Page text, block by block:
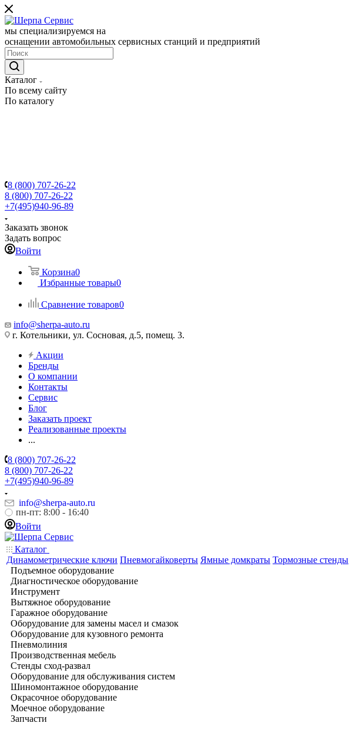
мы специализируемся на
оснащении автомобильных сервисных станций и предприятий
Каталог
По всему сайту
По каталогу
8 (800) 707-26-22
8 (800) 707-26-22
+7(495)940-96-89
Заказать звонок
Задать вопрос
Войти
Корзина0
Избранные товары0
Сравнение товаров0
info@sherpa-auto.ru
г. Котельники, ул. Сосновая, д.5, помещ. 3.
Акции
Бренды
О компании
Контакты
Сервис
Блог
Заказать проект
Реализованные проекты
...
8 (800) 707-26-22
8 (800) 707-26-22
+7(495)940-96-89
info@sherpa-auto.ru
пн-пт: 8:00 - 16:40
Войти
Каталог
Динамометрические ключи Пневмогайковерты Ямные домкраты Тормозные стенды
Подъемное оборудование
Диагностическое оборудование
Инструмент
Вытяжное оборудование
Гаражное оборудование
Оборудование для замены масел и смазок
Оборудование для кузовного ремонта
Пневмолиния
Производственная мебель
Стенды сход-развал
Оборудование для обслуживания систем
Шиномонтажное оборудование
Окрасочное оборудование
Моечное оборудование
Запчасти